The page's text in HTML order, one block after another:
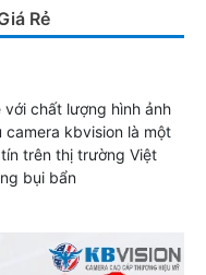
Rẻ
với chất lượng hình ảnh
camera kbvision là một
trên thị trường Việt
bụi bẩn